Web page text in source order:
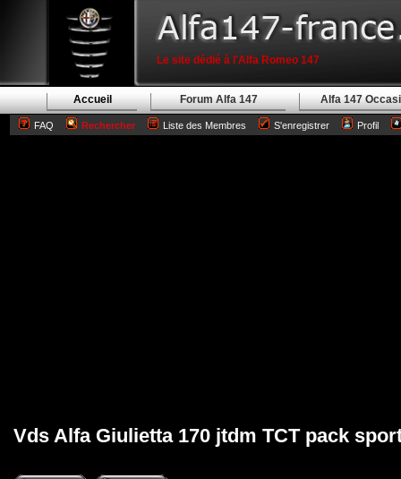
Le site dédié à l'Alfa Romeo 147
Accueil Forum Alfa 147 Alfa 147
FAQ Rechercher Liste des Membres S'enregistrer Profil
Vds Alfa Giulietta 170 jtdm TCT pack